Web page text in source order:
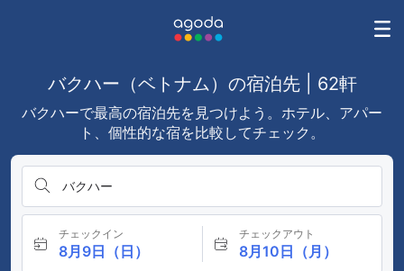
バクハー（ベトナム）の宿泊先 | 62軒
バクハーで最高の宿泊先を見つけよう。ホテル、アパー
ト、個性的な宿を比較してチェック。
バクハー
チェックイン
8月9日（日）
チェックアウト
8月10日（月）